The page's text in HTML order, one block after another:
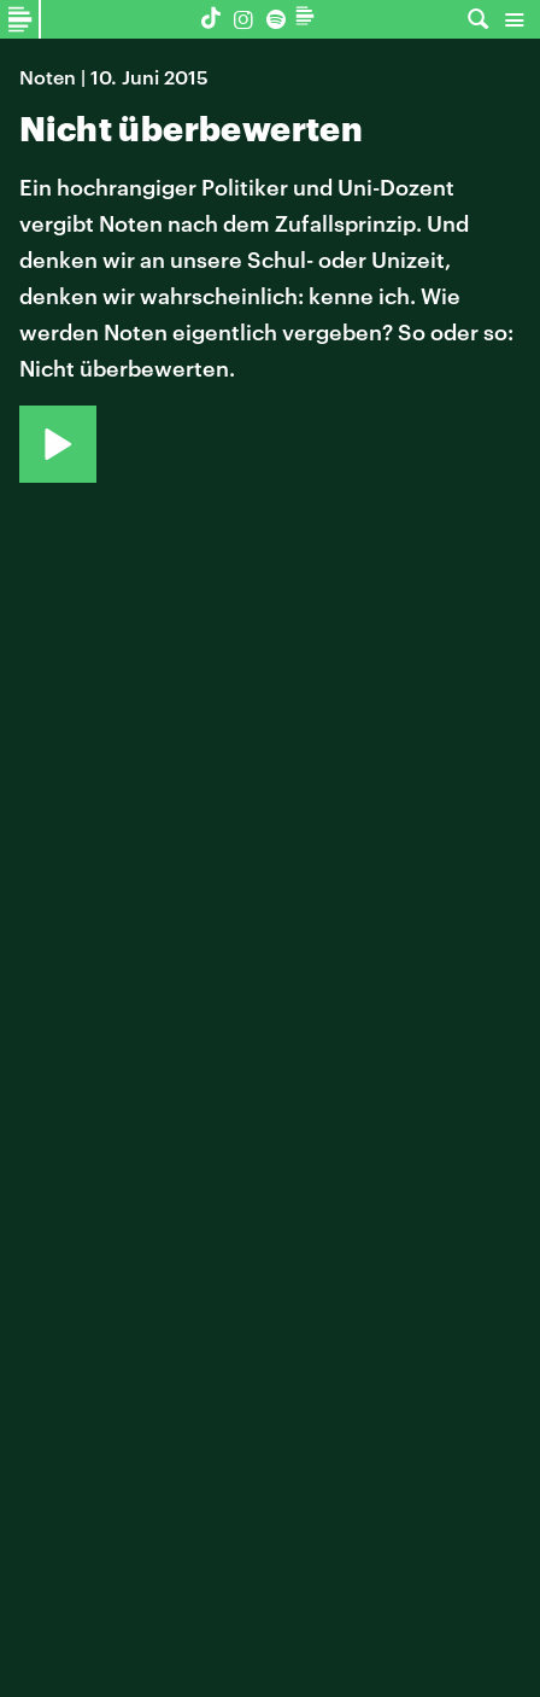
Noten | 10. Juni 2015
Nicht überbewerten
Ein hochrangiger Politiker und Uni-Dozent
vergibt Noten nach dem Zufallsprinzip. Und
denken wir an unsere Schul- oder Unizeit,
denken wir wahrscheinlich: kenne ich. Wie
werden Noten eigentlich vergeben? So oder so:
Nicht überbewerten.